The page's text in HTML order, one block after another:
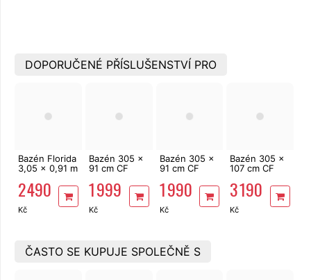
DOPORUČENÉ PŘÍSLUŠENSTVÍ PRO
Bazén Florida
3,05 x 0,91 m
2 490
Kč
Bazén 305 x
91 cm CF
BAZ0054
modrý s
pevnou
konstrukcí
1 999
Kč
Bazén 305 x
91 cm CF
s pevnou
konstrukcí
BAZ0007
1 990
Kč
Bazén 305 x
107 cm CF
modrý s
pevnou
konstrukcí
3 190
Kč
ČASTO SE KUPUJE SPOLEČNĚ S